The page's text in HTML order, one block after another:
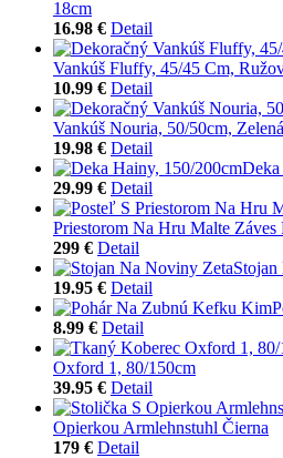
18cm
16.98 € Detail
Vankúš Fluffy, 45/45 Cm,
10.99 € Detail
Vankúš Nouria, 50/50cm, Zelená
19.98 € Detail
29.99 € Detail
Priestorom Na Hru Malte Záves
299 € Detail
19.95 € Detail
8.99 € Detail
Oxford 1, 80/150cm
39.95 € Detail
Opierkou Armlehnstuhl Čierna
179 € Detail